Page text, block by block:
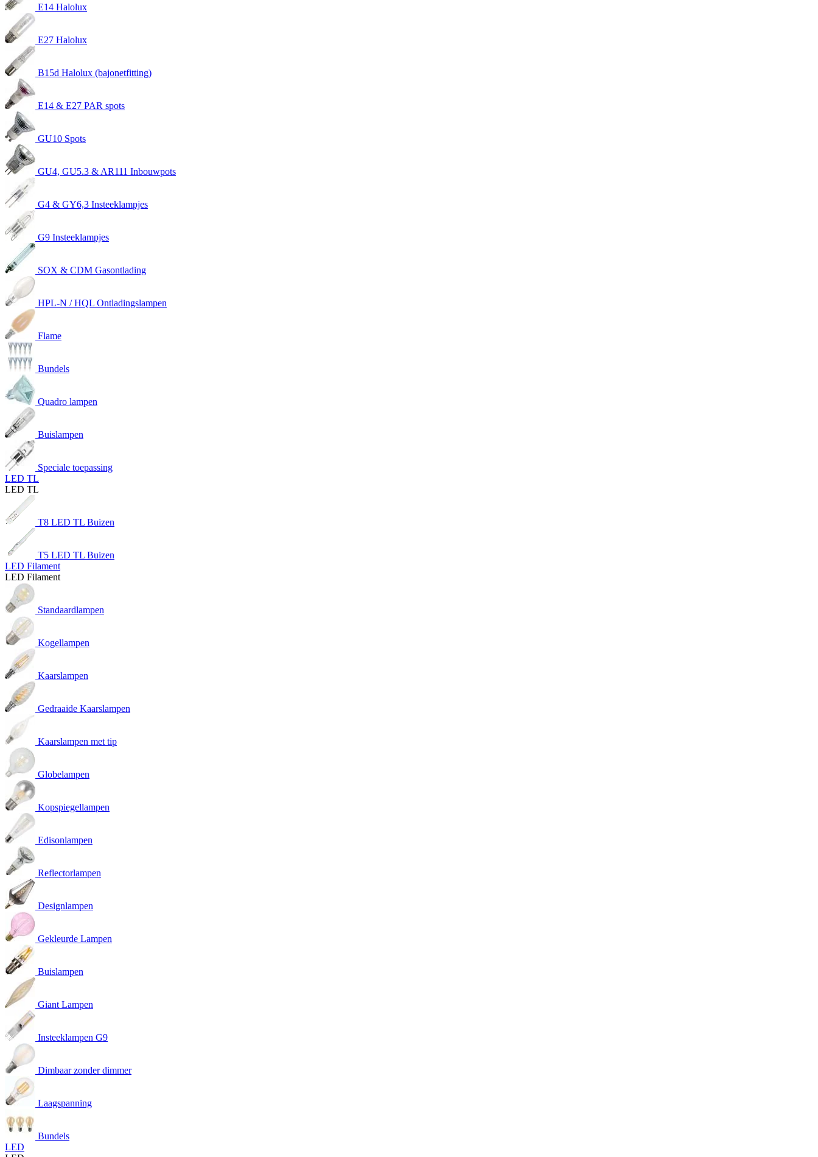
E14 Halolux
E27 Halolux
B15d Halolux (bajonetfitting)
E14 & E27 PAR spots
GU10 Spots
GU4, GU5.3 & AR111 Inbouwpots
G4 & GY6,3 Insteeklampjes
G9 Insteeklampjes
SOX & CDM Gasontlading
HPL-N / HQL Ontladingslampen
Flame
Bundels
Quadro lampen
Buislampen
Speciale toepassing
LED TL
LED TL
T8 LED TL Buizen
T5 LED TL Buizen
LED Filament
LED Filament
Standaardlampen
Kogellampen
Kaarslampen
Gedraaide Kaarslampen
Kaarslampen met tip
Globelampen
Kopspiegellampen
Edisonlampen
Reflectorlampen
Designlampen
Gekleurde Lampen
Buislampen
Giant Lampen
Insteeklampen G9
Dimbaar zonder dimmer
Laagspanning
Bundels
LED